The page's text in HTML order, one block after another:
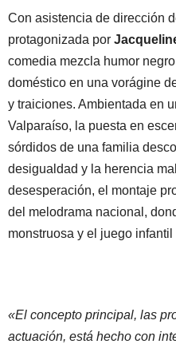
Con asistencia de dirección
protagonizada por
comedia mezcla humor
doméstico en una vorágine
y traiciones. Ambientada en
Valparaíso, la puesta en
sórdidos de una familia
desigualdad y la herencia
desesperación, el montaje
del melodrama nacional,
monstruosa y el juego
«El concepto principal, las
actuación, está hecho con